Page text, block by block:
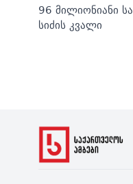
96 მილიონიანი
სიძის კვალი